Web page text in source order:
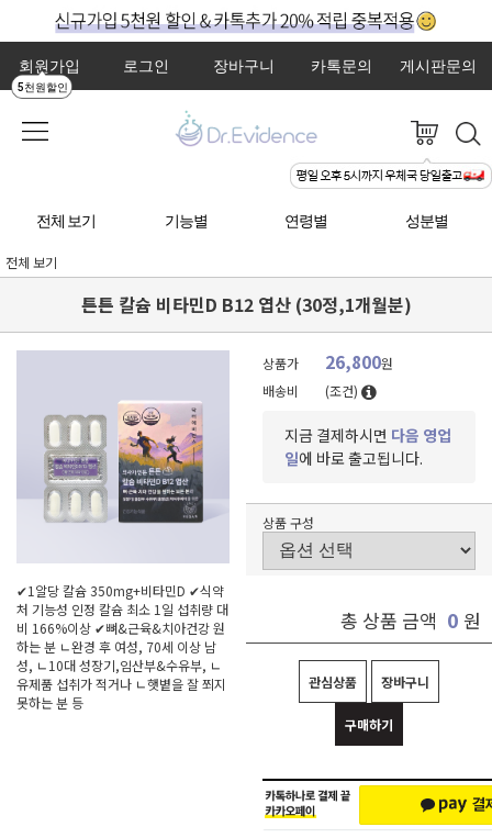
회원가입
5천원할인
로그인 장바구니 카톡문의 게시판문의
전체 보기 기능별 연령별 성분별
전체 보기
튼튼 칼슘 비타민D B12 엽산 (30정,1개월분)
✔1알당 칼슘 350mg+비타민D ✔식약
처 기능성 인정 칼슘 최소 1일 섭취량 대
비 166%이상 ✔뼈&근육&치아건강 원
하는 분 ㄴ완경 후 여성, 70세 이상 남
성, ㄴ10대 성장기,임산부&수유부, ㄴ
유제품 섭취가 적거나 ㄴ햇볕을 잘 쬐지
못하는 분 등
상품가 26,800원
배송비
(조건)
지금 결제하시면 다음 영업
일에 바로 출고됩니다.
상품 구성
총 상품 금액 0 원
관심상품 장바구니
구매하기